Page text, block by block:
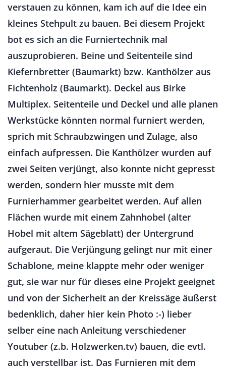
verstauen zu können, kam ich auf die Idee ein
kleines Stehpult zu bauen. Bei diesem Projekt
bot es sich an die Furniertechnik mal
auszuprobieren. Beine und Seitenteile sind
Kiefernbretter (Baumarkt) bzw. Kanthölzer aus
Fichtenholz (Baumarkt). Deckel aus Birke
Multiplex. Seitenteile und Deckel und alle planen
Werkstücke könnten normal furniert werden,
sprich mit Schraubzwingen und Zulage, also
einfach aufpressen. Die Kanthölzer wurden auf
zwei Seiten verjüngt, also konnte nicht gepresst
werden, sondern hier musste mit dem
Furnierhammer gearbeitet werden. Auf allen
Flächen wurde mit einem Zahnhobel (alter
Hobel mit altem Sägeblatt) der Untergrund
aufgeraut. Die Verjüngung gelingt nur mit einer
Schablone, meine klappte mehr oder weniger
gut, sie war nur für dieses eine Projekt geeignet
und von der Sicherheit an der Kreissäge äußerst
bedenklich, daher hier kein Photo :-) lieber
selber eine nach Anleitung verschiedener
Youtuber (z.b. Holzwerken.tv) bauen, die evtl.
auch verstellbar ist. Das Furnieren mit dem